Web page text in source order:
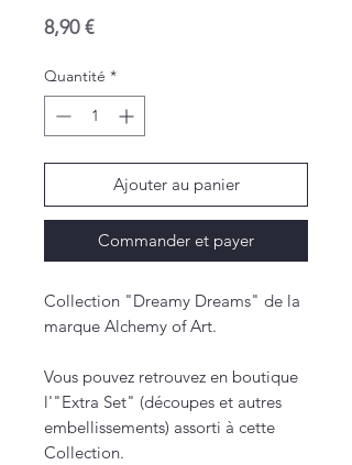
8,90 €Prix
Quantité *
Ajouter au panier
Commander et payer
Collection "Dreamy Dreams" de la
marque Alchemy of Art.
Vous pouvez retrouvez en boutique
l'"Extra Set" (découpes et autres
embellissements) assorti à cette
Collection.